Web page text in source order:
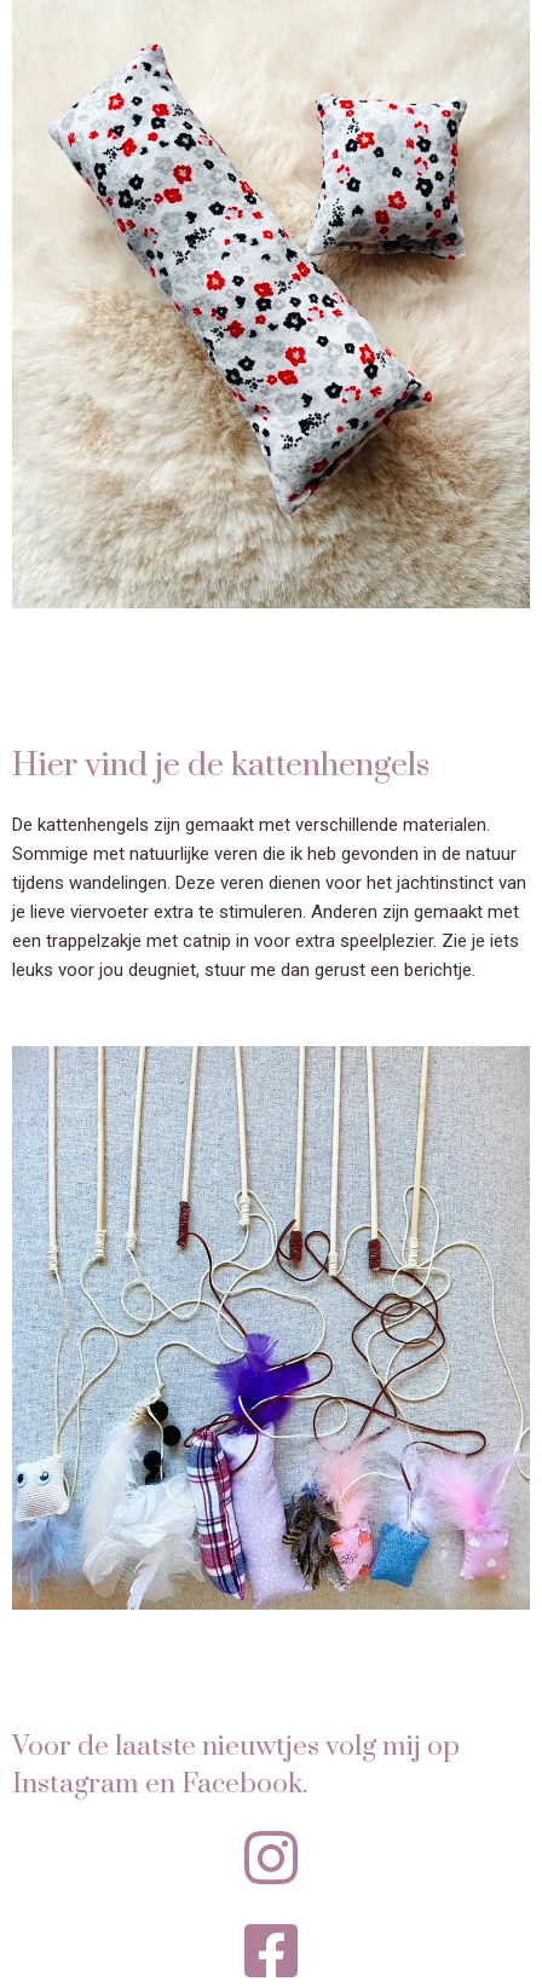
Hier vind je de kattenhengels
De kattenhengels zijn gemaakt met verschillende materialen.
Sommige met natuurlijke veren die ik heb gevonden in de natuur
tijdens wandelingen. Deze veren dienen voor het jachtinstinct van
je lieve viervoeter extra te stimuleren. Anderen zijn gemaakt met
een trappelzakje met catnip in voor extra speelplezier. Zie je iets
leuks voor jou deugniet, stuur me dan gerust een berichtje.
Voor de laatste nieuwtjes volg mij op
Instagram en Facebook.